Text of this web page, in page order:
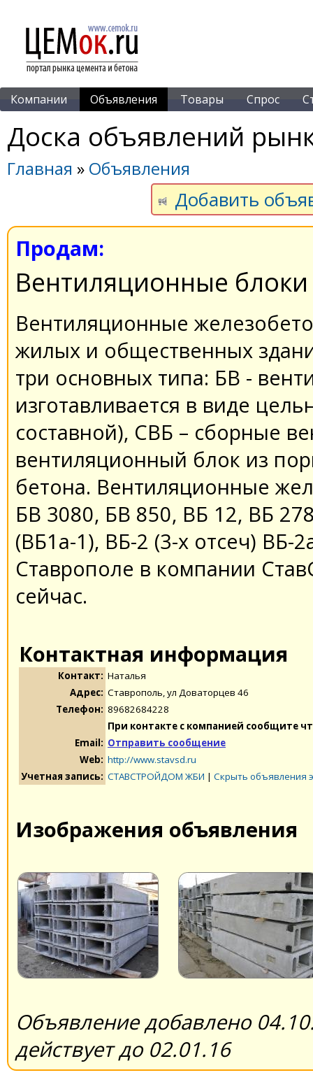
Компании Объявления Товары Спрос
Доска объявлений
Главная » Объявления
Добавить
Продам:
Вентиляционные блоки
Вентиляционные
жилых и общественных
три основных типа: БВ -
изготавливается в виде
составной), СВБ – сборные
вентиляционный блок из
бетона. Вентиляционные
БВ 3080, БВ 850, ВБ 12, ВБ
(ВБ1а-1), ВБ-2 (3-х отсеч) ВБ-
Ставрополе в компании
сейчас.
Контактная информация
Контакт: Наталья
Адрес: Ставрополь, ул Доваторцев 46
Телефон: 89682684228
При контакте с компанией сообщите
Email: Отправить сообщение
Web: http://www.stavsd.ru
Учетная запись: СТАВСТРОЙДОМ ЖБИ | Скрыть объявления
Изображения объявления
Объявление добавлено
действует до 02.01.16